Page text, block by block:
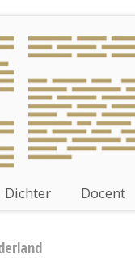
Dichter Docent